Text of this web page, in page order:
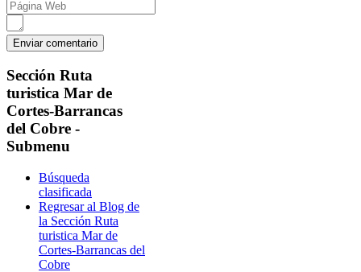
Sección Ruta
turistica Mar de
Cortes-Barrancas
del Cobre -
Submenu
Búsqueda
clasificada
Regresar al Blog de
la Sección Ruta
turistica Mar de
Cortes-Barrancas del
Cobre